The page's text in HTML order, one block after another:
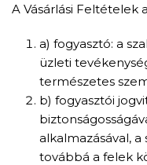
A Vásárlási Feltételek
a) fogyasztó: a
üzleti
természetes
b) fogyasztói
alkalmazásával,
továbbá a felek